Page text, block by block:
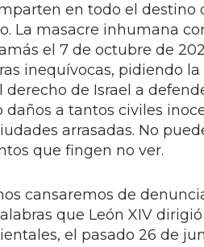
en todo el destino
La masacre inhumana
el 7 de octubre de
inequívocas, pidiendo
derecho de Israel a
daños a tantos civiles
arrasadas. No
que fingen no ver.
cansaremos de
que León XIV
el pasado 26 de